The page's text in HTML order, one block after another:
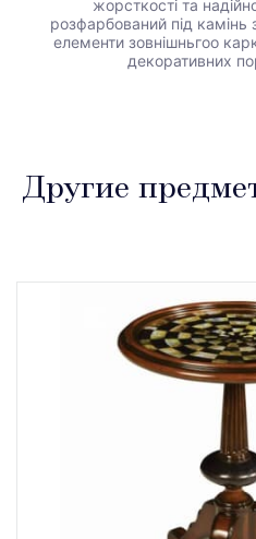
жорсткості та
розфарбований під камінь
елементи зовнішньгоо
декоративних
Другие